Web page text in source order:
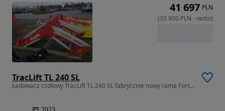
TracLift TL 240 SL
Ładowacz czołowy TracLift TL 240 SL fabrycznie nowy rama Forterra HSX
41 697 PLN
(33 900 PLN - netto)